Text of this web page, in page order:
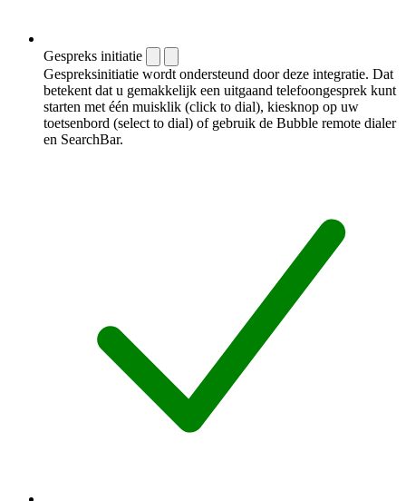
Gespreks initiatie
Gespreksinitiatie wordt ondersteund door deze integratie. Dat
betekent dat u gemakkelijk een uitgaand telefoongesprek kunt
starten met één muisklik (click to dial), kiesknop op uw
toetsenbord (select to dial) of gebruik de Bubble remote dialer
en SearchBar.